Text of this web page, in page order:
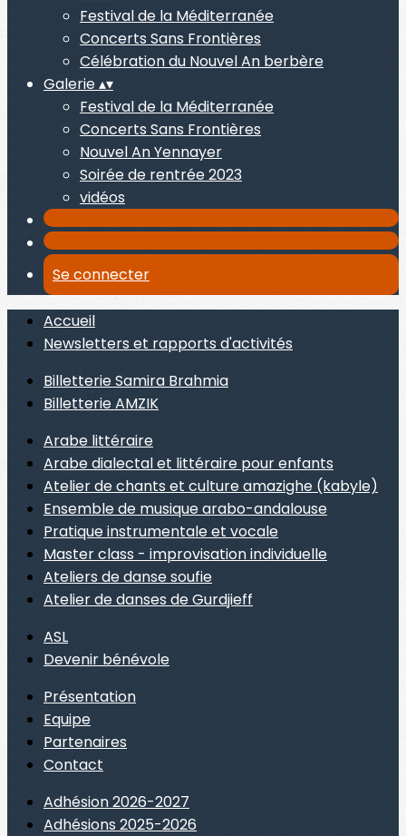
Festival de la Méditerranée
Concerts Sans Frontières
Célébration du Nouvel An berbère
Galerie▴▾
Festival de la Méditerranée
Concerts Sans Frontières
Nouvel An Yennayer
Soirée de rentrée 2023
vidéos
Se connecter
Accueil
Newsletters et rapports d'activités
Billetterie Samira Brahmia
Billetterie AMZIK
Arabe littéraire
Arabe dialectal et littéraire pour enfants
Atelier de chants et culture amazighe (kabyle)
Ensemble de musique arabo-andalouse
Pratique instrumentale et vocale
Master class - improvisation individuelle
Ateliers de danse soufie
Atelier de danses de Gurdjieff
ASL
Devenir bénévole
Présentation
Equipe
Partenaires
Contact
Adhésion 2026-2027
Adhésions 2025-2026